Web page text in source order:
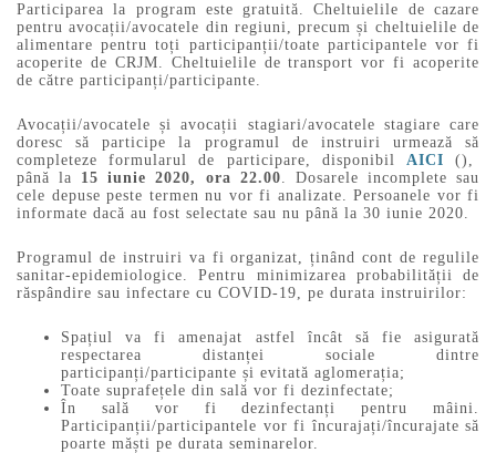
Participarea la program este gratuită. Cheltuielile de cazare
pentru avocații/avocatele din regiuni, precum și cheltuielile de
alimentare pentru toți participanții/toate participantele vor fi
acoperite de CRJM. Cheltuielile de transport vor fi acoperite
de către participanți/participante.
Avocații/avocatele și avocații stagiari/avocatele stagiare care
doresc să participe la programul de instruiri urmează să
completeze formularul de participare, disponibil AICI (),
până la 15 iunie 2020, ora 22.00. Dosarele incomplete sau
cele depuse peste termen nu vor fi analizate. Persoanele vor fi
informate dacă au fost selectate sau nu până la 30 iunie 2020.
Programul de instruiri va fi organizat, ținând cont de regulile
sanitar-epidemiologice. Pentru minimizarea probabilității de
răspândire sau infectare cu COVID-19, pe durata instruirilor:
Spațiul va fi amenajat astfel încât să fie asigurată
respectarea distanței sociale dintre
participanți/participante și evitată aglomerația;
Toate suprafețele din sală vor fi dezinfectate;
În sală vor fi dezinfectanți pentru mâini.
Participanții/participantele vor fi încurajați/încurajate să
poarte măști pe durata seminarelor.